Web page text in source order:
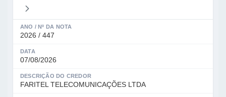
ANO / Nº DA NOTA
2026 / 447
DATA
07/08/2026
DESCRIÇÃO DO CREDOR
FARITEL TELECOMUNICAÇÕES LTDA